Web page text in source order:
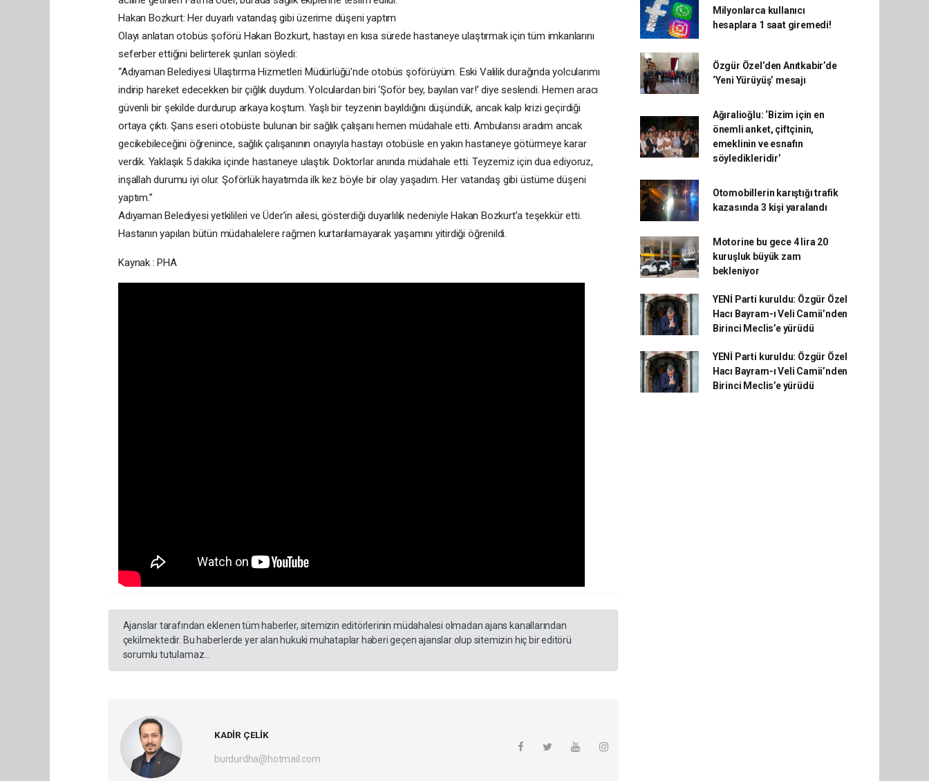
Hakan Bozkurt: Her duyarlı vatandaş gibi üzerime düşeni yaptım
Olayı anlatan otobüs şoförü Hakan Bozkurt, hastayı en kısa sürede hastaneye ulaştırmak için tüm imkanlarını
seferber ettiğini belirterek şunları söyledi:
“Adıyaman Belediyesi Ulaştırma Hizmetleri Müdürlüğü’nde otobüs şoförüyüm. Eski Valilik durağında yolcularımı
indirip hareket edecekken bir çığlık duydum. Yolculardan biri ‘Şoför bey, bayılan var!’ diye seslendi. Hemen aracı
güvenli bir şekilde durdurup arkaya koştum. Yaşlı bir teyzenin bayıldığını düşündük, ancak kalp krizi geçirdiği
ortaya çıktı. Şans eseri otobüste bulunan bir sağlık çalışanı hemen müdahale etti. Ambulansı aradım ancak
gecikebileceğini öğrenince, sağlık çalışanının onayıyla hastayı otobüsle en yakın hastaneye götürmeye karar
verdik. Yaklaşık 5 dakika içinde hastaneye ulaştık. Doktorlar anında müdahale etti. Teyzemiz için dua ediyoruz,
inşallah durumu iyi olur. Şoförlük hayatımda ilk kez böyle bir olay yaşadım. Her vatandaş gibi üstüme düşeni
yaptım.”
Adıyaman Belediyesi yetkilileri ve Üder’in ailesi, gösterdiği duyarlılık nedeniyle Hakan Bozkurt’a teşekkür etti.
Hastanın yapılan bütün müdahalelere rağmen kurtarılamayarak yaşamını yitirdiği öğrenildi.
Kaynak : PHA
Ajanslar tarafından eklenen tüm haberler, sitemizin editörlerinin müdahalesi olmadan ajans kanallarından
çekilmektedir. Bu haberlerde yer alan hukuki muhataplar haberi geçen ajanslar olup sitemizin hiç bir editörü
sorumlu tutulamaz...
KADİR ÇELİK
burdurdha@hotmail.com
Milyonlarca kullanıcı
hesaplara 1 saat giremedi!
Özgür Özel’den Anıtkabir’de
‘Yeni Yürüyüş’ mesajı
Ağıralioğlu: ‘Bizim için en
önemli anket, çiftçinin,
emeklinin ve esnafın
söyledikleridir’
Otomobillerin karıştığı trafik
kazasında 3 kişi yaralandı
Motorine bu gece 4 lira 20
kuruşluk büyük zam
bekleniyor
YENİ Parti kuruldu: Özgür Özel
Hacı Bayram-ı Veli Camii’nden
Birinci Meclis’e yürüdü
YENİ Parti kuruldu: Özgür Özel
Hacı Bayram-ı Veli Camii’nden
Birinci Meclis’e yürüdü